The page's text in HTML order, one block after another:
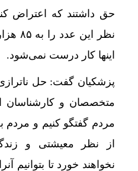
حق داشتند که اعتراض
نظر
اینها کار درست نمی‌شود.
پزشکیان گفت: حل
متخصصان و کارشناسان
مردم گفتگو کنیم و مردم
از نظر معیشتی و
نخواهند خورد تا بتوانیم